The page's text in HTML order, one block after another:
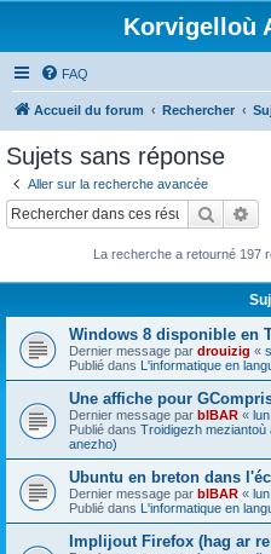
Korvigelloù
FAQ
Accueil du forum Rechercher
Sujets sans réponse
Aller sur la recherche avancée
La recherche a retourné 197
Windows 8 disponible en
Dernier message par drouizig «
Publié dans L'informatique en
Une affiche pour
Dernier message par bIBAR «
Publié dans Troidigezh
anezho)
Ubuntu en breton dans
Dernier message par bIBAR «
Publié dans L'informatique en
Implijout Firefox (hag ar